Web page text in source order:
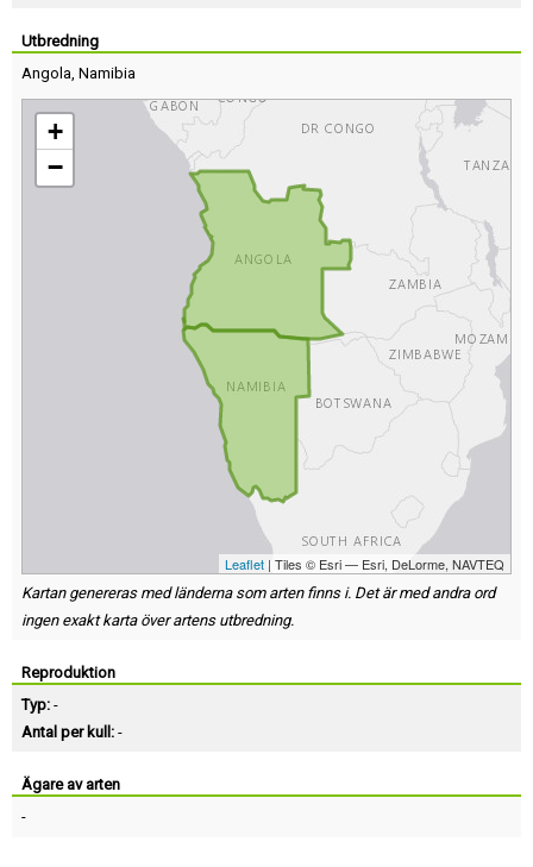
Utbredning
Angola, Namibia
+
−
Leaflet | Tiles © Esri — Esri, DeLorme, NAVTEQ
Kartan genereras med länderna som arten finns i. Det är med andra ord
ingen exakt karta över artens utbredning.
Reproduktion
Typ: -
Antal per kull: -
Ägare av arten
-